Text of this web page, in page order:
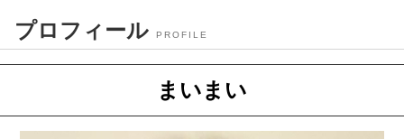
プロフィール PROFILE
まいまい